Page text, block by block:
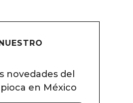
novedades del
en México